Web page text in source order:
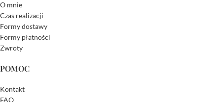
O mnie
Czas realizacji
Formy dostawy
Formy płatności
Zwroty
POMOC
Kontakt
FAQ